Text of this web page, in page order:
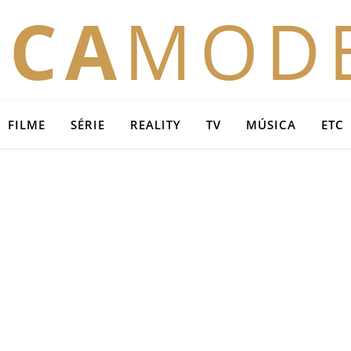
FILME SÉRIE REALITY TV MÚSICA ETC